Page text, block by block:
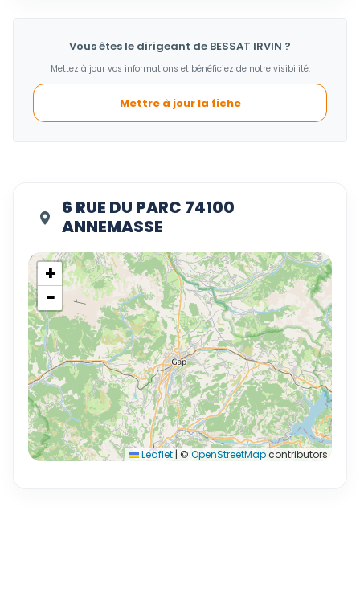
Vous êtes le dirigeant de BESSAT IRVIN ?
Mettez à jour vos informations et bénéficiez de notre visibilité.
Mettre à jour la fiche
6 RUE DU PARC 74100
ANNEMASSE
+
−
Leaflet | © OpenStreetMapcontributors